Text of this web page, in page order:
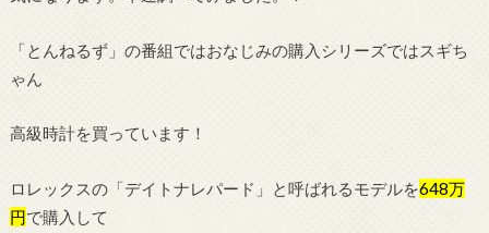
「とんねるず」の番組ではおなじみの購入シリーズではスギち
ゃん
高級時計を買っています！
ロレックスの「デイトナレパード」と呼ばれるモデルを648万
円で購入して